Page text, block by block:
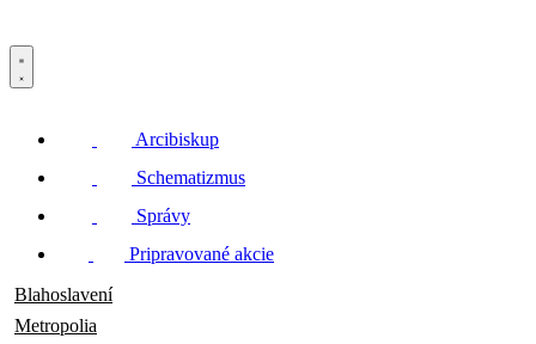
Arcibiskup
Schematizmus
Správy
Pripravované akcie
Blahoslavení
Metropolia